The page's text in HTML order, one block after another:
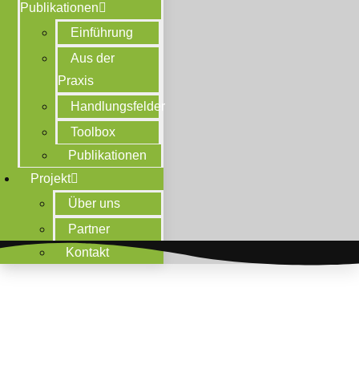
Publikationen
Einführung
Aus der
Praxis
Handlungsfelder
Toolbox
Publikationen
Projekt
Über uns
Partner
Kontakt